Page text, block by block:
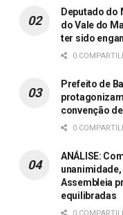
Deputado do
do Vale do
ter sido
0
Prefeito de
convenção
0
ANÁLISE:
Assembleia
equilibradas